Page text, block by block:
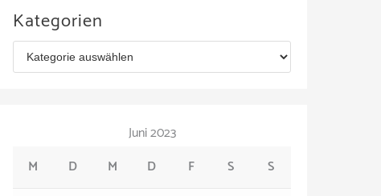
hKategorien
Juni 2023
M
D M D F S
S